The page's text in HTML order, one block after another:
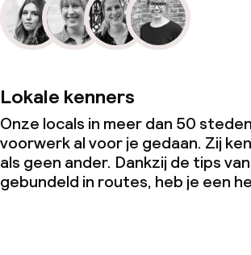
Lokale kenners
Onze locals in meer dan 50
voorwerk al voor je gedaan. Zij
als geen ander. Dankzij de tips
gebundeld in routes, heb je een